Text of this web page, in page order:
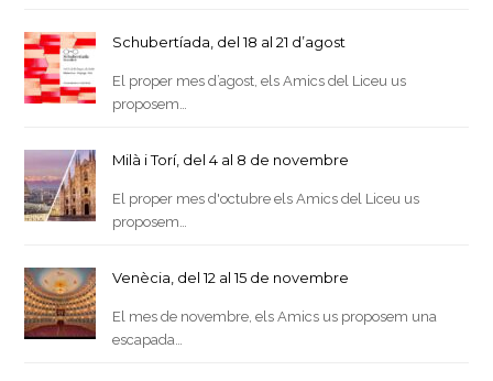
Schubertíada, del 18 al 21 d’agost
El proper mes d’agost, els Amics del Liceu us
proposem…
Milà i Torí, del 4 al 8 de novembre
El proper mes d'octubre els Amics del Liceu us
proposem…
Venècia, del 12 al 15 de novembre
El mes de novembre, els Amics us proposem una
escapada…